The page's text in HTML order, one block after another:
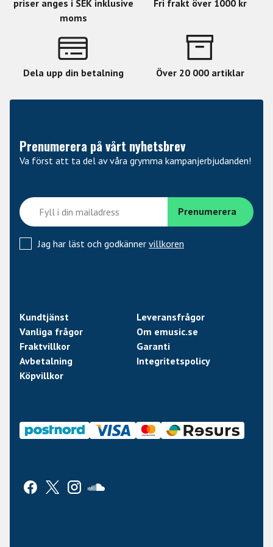
priser anges i SEK inklusive
moms
Fri frakt över 1000 kr
Dela upp din betalning Över 20 000 artiklar
Prenumerera på vårt nyhetsbrev
Va först att ta del av våra grymma kampanjerbjudanden!
Jag har läst och godkänner villkoren
Kundtjänst
Leveransfrågor
Vanliga frågor
Om emusic.se
Fraktvillkor
Garanti
Avbetalning
Integritetspolicy
Köpvillkor